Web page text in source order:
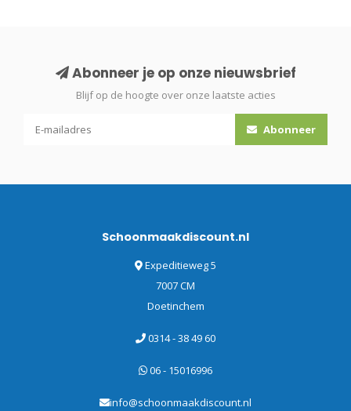
Abonneer je op onze nieuwsbrief
Blijf op de hoogte over onze laatste acties
Abonneer
Schoonmaakdiscount.nl
Expeditieweg 5
7007 CM
Doetinchem
0314 - 38 49 60
06 - 15016996
info@schoonmaakdiscount.nl